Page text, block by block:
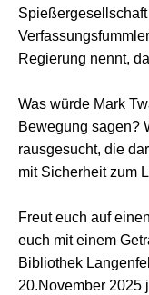
Regierung nennt,
Was würde Mark
Bewegung sagen?
rausgesucht, die
mit Sicherheit zum
Freut euch auf
euch mit einem
Bibliothek
20.November 2025